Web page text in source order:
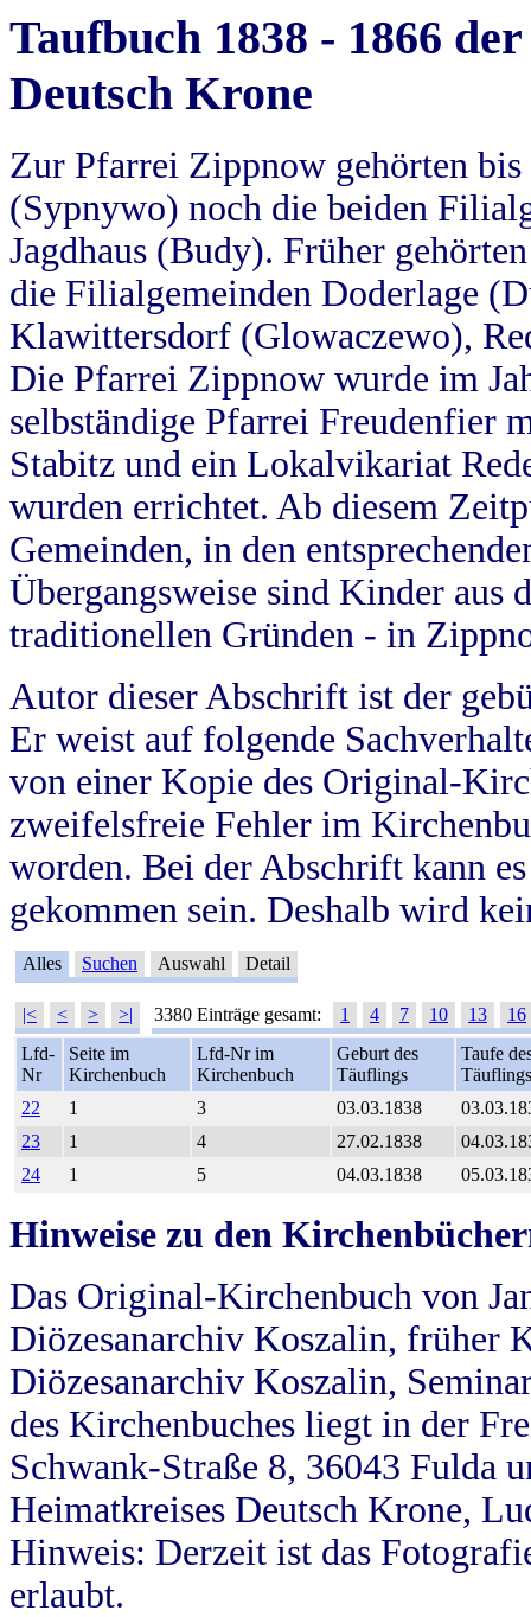
Taufbuch 1838 - 1866
Deutsch Krone
Zur Pfarrei Zippnow gehörten
(Sypnywo) noch die beiden
Jagdhaus (Budy). Früher
die Filialgemeinden Doderlage
Klawittersdorf (Glowaczewo),
Die Pfarrei Zippnow wurde im
selbständige Pfarrei Freudenfier
Stabitz und ein Lokalvikariat
wurden errichtet. Ab diesem
Gemeinden, in den
Übergangsweise sind Kinder aus
traditionellen Gründen - in
Autor dieser Abschrift ist der
Er weist auf folgende
von einer Kopie des Original-
zweifelsfreie Fehler im
worden. Bei der Abschrift kann
gekommen sein. Deshalb wird
Alles Suchen Auswahl Detail
|< < > >| 3380 Einträge gesamt: 1 4 7 10 13
16
Lfd-
Nr
Seite im
Kirchenbuch
Lfd-Nr im
Kirchenbuch
Geburt des
Täuflings
Taufe
Täuflings
22
1 3 03.03.1838
23
1 4 27.02.1838
24
1 5 04.03.1838
Hinweise zu den
Das Original-Kirchenbuch von
Diözesanarchiv Koszalin, früher
Diözesanarchiv Koszalin,
des Kirchenbuches liegt in der
Schwank-Straße 8, 36043 Fulda
Heimatkreises Deutsch Krone,
Hinweis: Derzeit ist das
erlaubt.